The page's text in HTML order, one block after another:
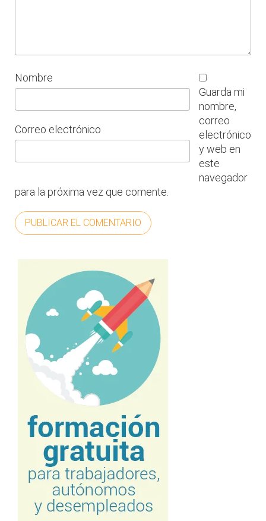
Nombre
Correo electrónico
Guarda mi
nombre,
correo
electrónico
y web en
este
navegador
para la próxima vez que comente.